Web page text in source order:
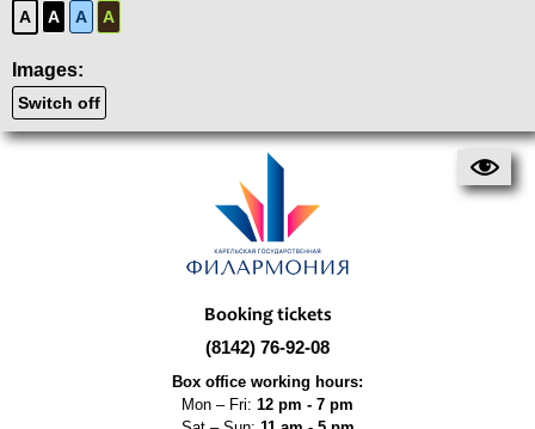
A A A A
Images:
Switch off
Booking tickets
(8142) 76-92-08
Box office working hours:
Mon – Fri: 12 pm - 7 pm